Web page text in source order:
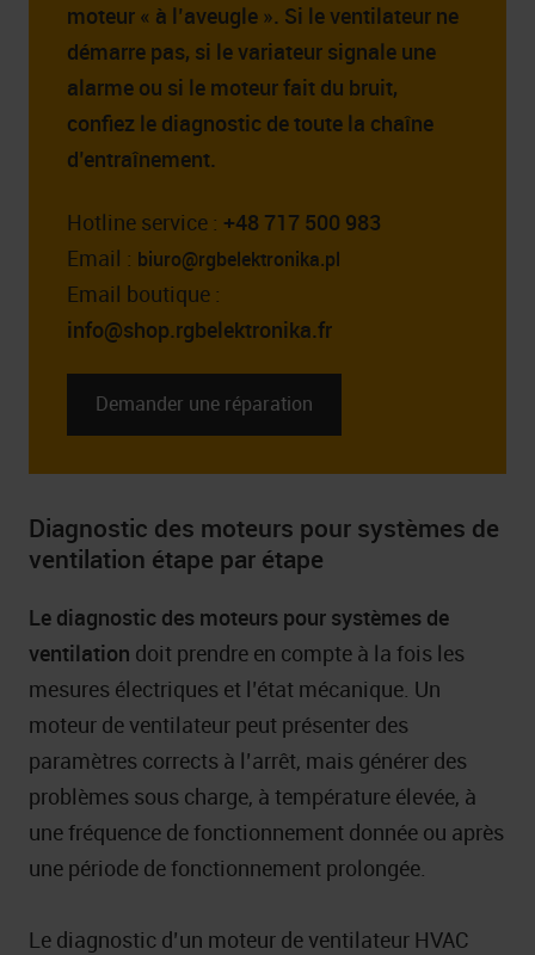
moteur « à l’aveugle ». Si le ventilateur ne
démarre pas, si le variateur signale une
alarme ou si le moteur fait du bruit,
confiez le diagnostic de toute la chaîne
d’entraînement.
Hotline service : +48 717 500 983
Email : biuro@rgbelektronika.pl
Email boutique :
info@shop.rgbelektronika.fr
Demander une réparation
Diagnostic des moteurs pour systèmes de
ventilation étape par étape
Le diagnostic des moteurs pour systèmes de
ventilation doit prendre en compte à la fois les
mesures électriques et l’état mécanique. Un
moteur de ventilateur peut présenter des
paramètres corrects à l’arrêt, mais générer des
problèmes sous charge, à température élevée, à
une fréquence de fonctionnement donnée ou après
une période de fonctionnement prolongée.
Le diagnostic d’un moteur de ventilateur HVAC